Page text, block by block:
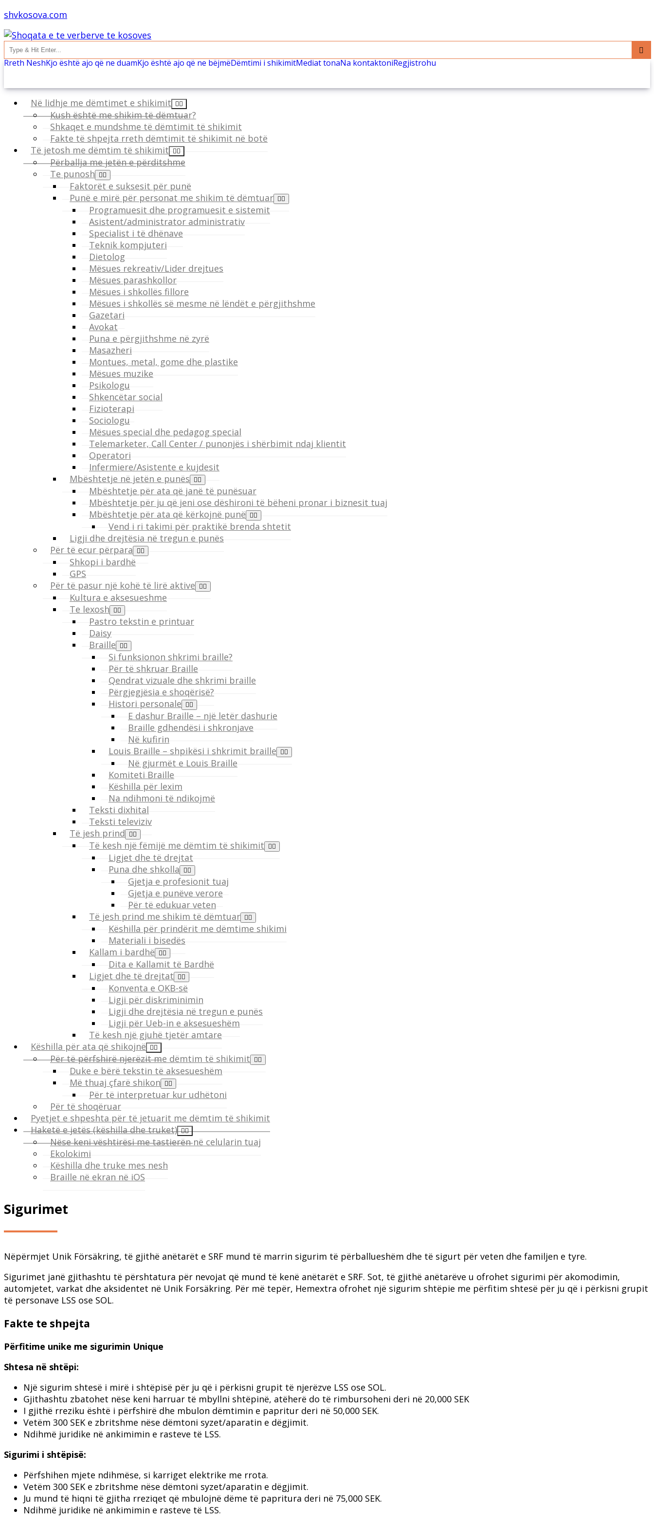
shvkosova.com
Rreth NeshKjo është ajo që ne duamKjo është ajo që ne bëjmëDëmtimi i shikimitMediat tonaNa kontaktoniRegjistrohu
Në lidhje me dëmtimet e shikimit
Kush është me shikim të dëmtuar?
Shkaqet e mundshme të dëmtimit të shikimit
Fakte të shpejta rreth dëmtimit të shikimit në botë
Të jetosh me dëmtim të shikimit
Përballja me jetën e përditshme
Te punosh
Faktorët e suksesit për punë
Punë e mirë për personat me shikim të dëmtuar
Programuesit dhe programuesit e sistemit
Asistent/administrator administrativ
Specialist i të dhënave
Teknik kompjuteri
Dietolog
Mësues rekreativ/Lider drejtues
Mësues parashkollor
Mësues i shkollës fillore
Mësues i shkollës së mesme në lëndët e përgjithshme
Gazetari
Avokat
Puna e përgjithshme në zyrë
Masazheri
Montues, metal, gome dhe plastike
Mësues muzike
Psikologu
Shkencëtar social
Fizioterapi
Sociologu
Mësues special dhe pedagog special
Telemarketer, Call Center / punonjës i shërbimit ndaj klientit
Operatori
Infermiere/Asistente e kujdesit
Mbështetje në jetën e punës
Mbështetje për ata që janë të punësuar
Mbështetje për ju që jeni ose dëshironi të bëheni pronar i biznesit tuaj
Mbështetje për ata që kërkojnë punë
Vend i ri takimi për praktikë brenda shtetit
Ligji dhe drejtësia në tregun e punës
Për të ecur përpara
Shkopi i bardhë
GPS
Për të pasur një kohë të lirë aktive
Kultura e aksesueshme
Te lexosh
Pastro tekstin e printuar
Daisy
Braille
Si funksionon shkrimi braille?
Për të shkruar Braille
Qendrat vizuale dhe shkrimi braille
Përgjegjësia e shoqërisë?
Histori personale
E dashur Braille – një letër dashurie
Braille gdhendësi i shkronjave
Në kufirin
Louis Braille – shpikësi i shkrimit braille
Në gjurmët e Louis Braille
Komiteti Braille
Këshilla për lexim
Na ndihmoni të ndikojmë
Teksti dixhital
Teksti televiziv
Të jesh prind
Të kesh një fëmijë me dëmtim të shikimit
Ligjet dhe të drejtat
Puna dhe shkolla
Gjetja e profesionit tuaj
Gjetja e punëve verore
Për të edukuar veten
Të jesh prind me shikim të dëmtuar
Këshilla për prindërit me dëmtime shikimi
Materiali i bisedës
Kallam i bardhë
Dita e Kallamit të Bardhë
Ligjet dhe të drejtat
Konventa e OKB-së
Ligji për diskriminimin
Ligji dhe drejtësia në tregun e punës
Ligji për Ueb-in e aksesueshëm
Të kesh një gjuhë tjetër amtare
Këshilla për ata që shikojnë
Për të përfshirë njerëzit me dëmtim të shikimit
Duke e bërë tekstin të aksesueshëm
Më thuaj çfarë shikon
Për të interpretuar kur udhëtoni
Për të shoqëruar
Pyetjet e shpeshta për të jetuarit me dëmtim të shikimit
Haketë e jetës (këshilla dhe truket)
Nëse keni vështirësi me tastierën në celularin tuaj
Ekolokimi
Këshilla dhe truke mes nesh
Braille në ekran në iOS
Sigurimet
Nëpërmjet Unik Försäkring, të gjithë anëtarët e SRF mund të marrin sigurim të përballueshëm dhe të sigurt për veten dhe familjen e tyre.
Sigurimet janë gjithashtu të përshtatura për nevojat që mund të kenë anëtarët e SRF. Sot, të gjithë anëtarëve u ofrohet sigurimi për akomodimin,
automjetet, varkat dhe aksidentet në Unik Forsäkring. Për më tepër, Hemextra ofrohet një sigurim shtëpie me përfitim shtesë për ju që i përkisni grupit
të personave LSS ose SOL.
Fakte te shpejta
Përfitime unike me sigurimin Unique
Shtesa në shtëpi:
Një sigurim shtesë i mirë i shtëpisë për ju që i përkisni grupit të njerëzve LSS ose SOL.
Gjithashtu zbatohet nëse keni harruar të mbyllni shtëpinë, atëherë do të rimbursoheni deri në 20,000 SEK
I gjithë rreziku është i përfshirë dhe mbulon dëmtimin e papritur deri në 50,000 SEK.
Vetëm 300 SEK e zbritshme nëse dëmtoni syzet/aparatin e dëgjimit.
Ndihmë juridike në ankimimin e rasteve të LSS.
Sigurimi i shtëpisë:
Përfshihen mjete ndihmëse, si karriget elektrike me rrota.
Vetëm 300 SEK e zbritshme nëse dëmtoni syzet/aparatin e dëgjimit.
Ju mund të hiqni të gjitha rreziqet që mbulojnë dëme të papritura deri në 75,000 SEK.
Ndihmë juridike në ankimimin e rasteve të LSS.